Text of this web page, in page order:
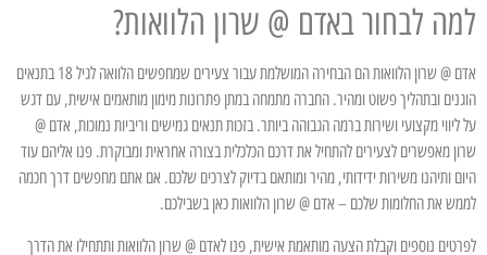
למה לבחור באדם @ שרון הלוואות?
אדם @ שרון הלוואות הם הבחירה המושלמת עבור צעירים שמחפשים הלוואה לגיל 18 בתנאים
הוגנים ובתהליך פשוט ומהיר. החברה מתמחה במתן פתרונות מימון מותאמים אישית, עם דגש
על ליווי מקצועי ושירות ברמה הגבוהה ביותר. בזכות תנאים גמישים וריביות נמוכות, אדם @
שרון מאפשרים לצעירים להתחיל את דרכם הכלכלית בצורה אחראית ומבוקרת. פנו אליהם עוד
היום ותיהנו משירות ידידותי, מהיר ומותאם בדיוק לצרכים שלכם. אם אתם מחפשים דרך חכמה
לממש את החלומות שלכם – אדם @ שרון הלוואות כאן בשבילכם.
לפרטים נוספים וקבלת הצעה מותאמת אישית, פנו לאדם @ שרון הלוואות ותתחילו את הדרך